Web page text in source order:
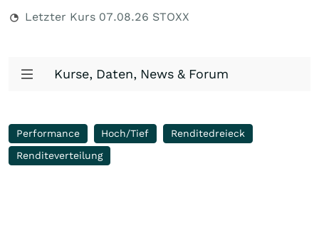
Letzter Kurs 07.08.26 STOXX
Kurse, Daten, News & Forum
Performance Hoch/Tief
Renditedreieck
Renditeverteilung